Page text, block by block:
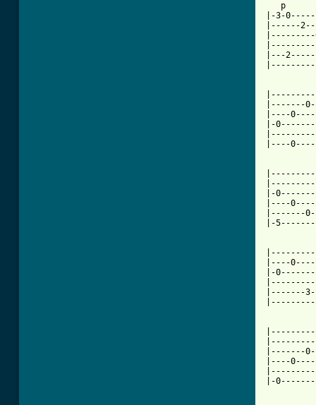
   p
|-3-
|------
|---
|-------
|----
|-
|----
|-
|----
|-------
|-
|----
|-
|-------
|-------
|----
|-